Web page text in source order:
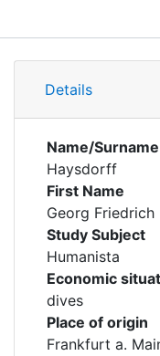
Details
Name/Surname
Haysdorff
First Name
Georg Friedrich
Study Subject
Humanista
Economic
dives
Place of origin
Frankfurt a.